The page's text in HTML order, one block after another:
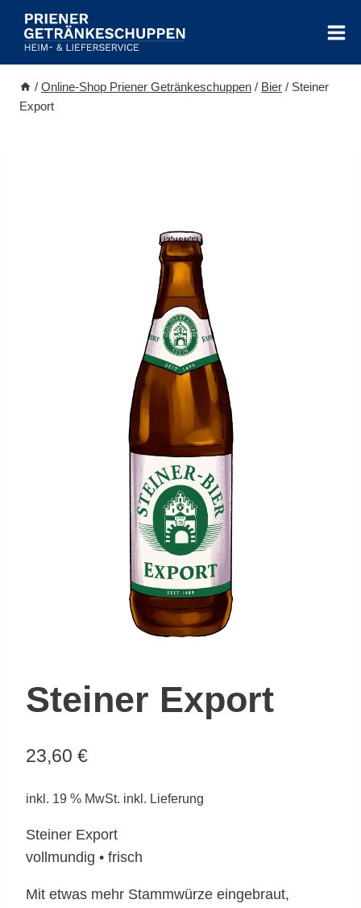
Zum
Inhalt
springen
/ Online-Shop Priener Getränkeschuppen / Bier / Steiner
Export
Steiner Export
23,60 €
inkl. 19 % MwSt. inkl. Lieferung
Steiner Export
vollmundig • frisch
Mit etwas mehr Stammwürze eingebraut,